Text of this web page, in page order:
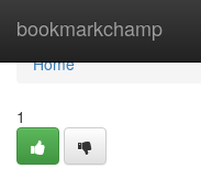
bookmarkchamp
Home
Home
1